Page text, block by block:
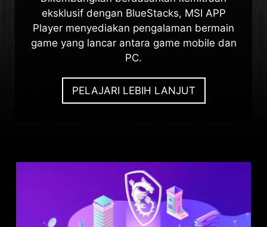
eksklusif dengan BlueStacks, MSI APP
Player menyediakan pengalaman bermain
game yang lancar antara game mobile dan
PC.
PELAJARI LEBIH LANJUT